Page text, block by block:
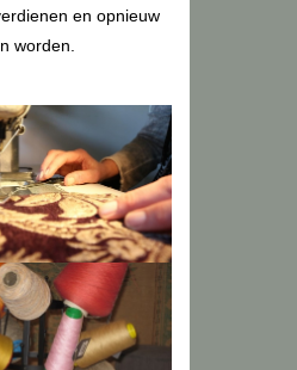
en opnieuw
worden.